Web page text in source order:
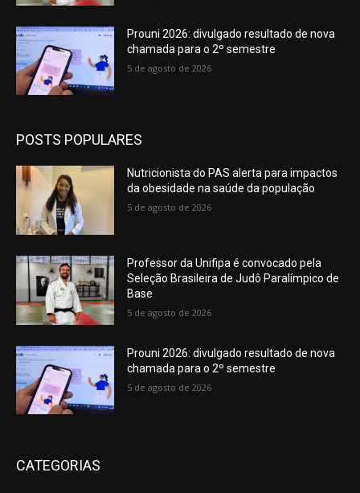
Prouni 2026: divulgado resultado de nova
chamada para o 2º semestre
5 de agosto de 2026
POSTS POPULARES
Nutricionista do PAS alerta para impactos
da obesidade na saúde da população
5 de agosto de 2026
Professor da Unifipa é convocado pela
Seleção Brasileira de Judô Paralímpico de
Base
5 de agosto de 2026
Prouni 2026: divulgado resultado de nova
chamada para o 2º semestre
5 de agosto de 2026
CATEGORIAS